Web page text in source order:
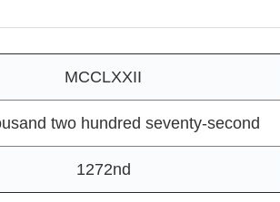
MCCLXXII
two hundred seventy-second
1272nd